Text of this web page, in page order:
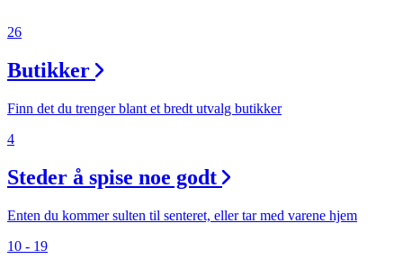
26
Butikker
Finn det du trenger blant et bredt utvalg butikker
4
Steder å spise noe godt
Enten du kommer sulten til senteret, eller tar med varene hjem
10 - 19